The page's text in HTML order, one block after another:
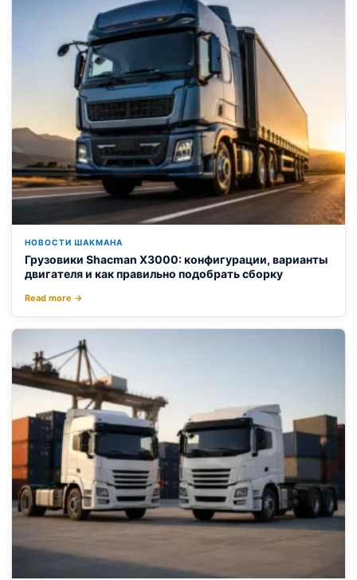
НОВОСТИ ШАКМАНА
Грузовики Shacman X3000: конфигурации, варианты
двигателя и как правильно подобрать сборку
Read more →